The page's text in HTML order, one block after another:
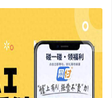
新闻动态